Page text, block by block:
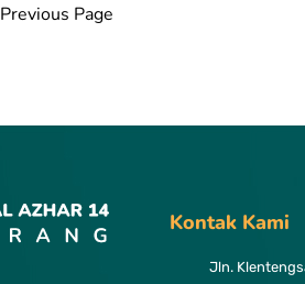
Previous Page
Kontak Kami
Jln.